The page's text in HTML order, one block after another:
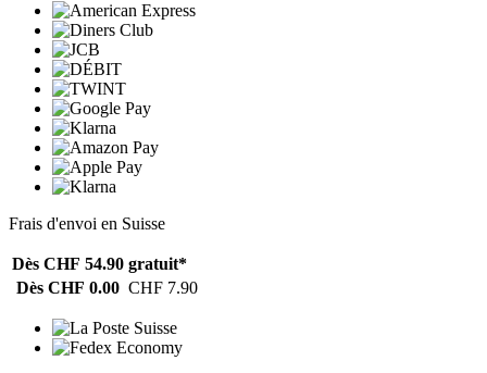
Frais d'envoi en Suisse
Dès CHF 54.90 gratuit*
Dès CHF 0.00 CHF 7.90